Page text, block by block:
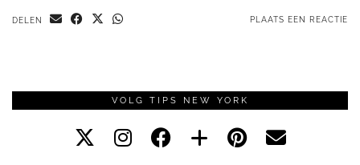
DELEN PLAATS EEN REACTIE
VOLG TIPS NEW YORK